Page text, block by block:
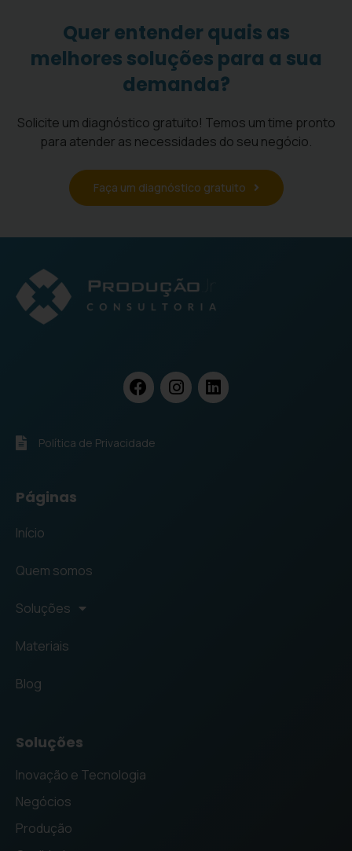
Quer entender quais as
melhores soluções para a sua
demanda?
Solicite um diagnóstico gratuito! Temos um time pronto
para atender as necessidades do seu negócio.
Faça um diagnóstico gratuito
Política de Privacidade
Páginas
Início
Quem somos
Soluções
Materiais
Blog
Soluções
Inovação e Tecnologia
Negócios
Produção